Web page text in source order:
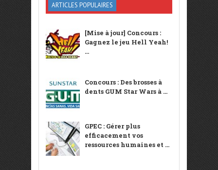
ARTICLES POPULAIRES
[Mise à jour] Concours :
Gagnez le jeu Hell Yeah!
...
Concours : Des brosses à
dents GUM Star Wars à ...
GPEC : Gérer plus
efficacement vos
ressources humaines et ...